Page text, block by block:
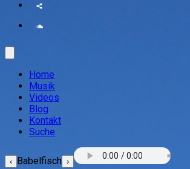
Home
Musik
Videos
Blog
Kontakt
Suche
‹ Babelfisch ›